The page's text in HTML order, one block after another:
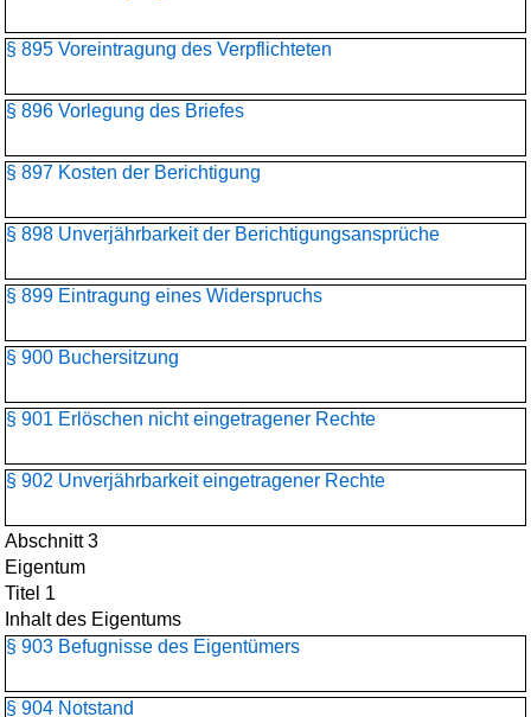
§ 895 Voreintragung des Verpflichteten
§ 896 Vorlegung des Briefes
§ 897 Kosten der Berichtigung
§ 898 Unverjährbarkeit der Berichtigungsansprüche
§ 899 Eintragung eines Widerspruchs
§ 900 Buchersitzung
§ 901 Erlöschen nicht eingetragener Rechte
§ 902 Unverjährbarkeit eingetragener Rechte
Abschnitt 3
Eigentum
Titel 1
Inhalt des Eigentums
§ 903 Befugnisse des Eigentümers
§ 904 Notstand